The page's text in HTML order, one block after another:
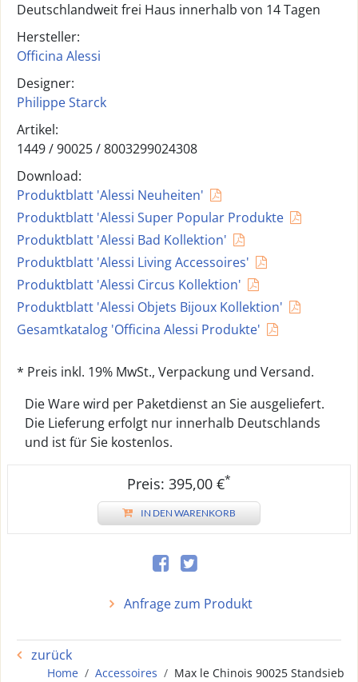
Deutschlandweit frei Haus innerhalb von 14 Tagen
Hersteller:
Officina Alessi
Designer:
Philippe Starck
Artikel:
1449 /90025/8003299024308
Download:
Produktblatt 'Alessi Neuheiten'
Produktblatt 'Alessi Super Popular Produkte
Produktblatt 'Alessi Bad Kollektion'
Produktblatt 'Alessi Living Accessoires'
Produktblatt 'Alessi Circus Kollektion'
Produktblatt 'Alessi Objets Bijoux Kollektion'
Gesamtkatalog 'Officina Alessi Produkte'
* Preis inkl. 19% MwSt., Verpackung und Versand.
Die Ware wird per Paketdienst an Sie ausgeliefert.
Die Lieferung erfolgt nur innerhalb Deutschlands
und ist für Sie kostenlos.
Preis: 395,00 €*
IN DEN WARENKORB
Anfrage zum Produkt
zurück
Home Accessoires Max le Chinois 90025 Standsieb